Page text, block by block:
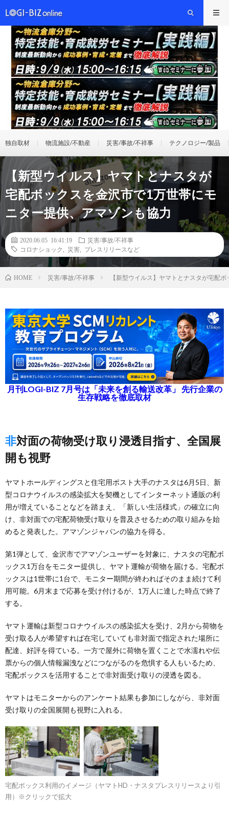
独自取材 物流施設/不動産 災害/事故/不祥事 テクノロジー/製品
【新型ウイルス】ヤマトとナスタが
宅配ボックスを金沢市で1万世帯にモ
ニター提供、アマゾンも協力
2020.06.05 16:41:19
災害/事故/不祥事
コロナショック
災害 プレスリリースなど
HOME 災害/事故/不祥事 【新型ウイルス】ヤマトとナスタが宅配
月刊LOGI-BIZ 7月号は「未来を創る輸送改革」 先行企業の
生存戦略を徹底取材
非対面の荷物受け取り浸透目指す、全国展
開も視野
ヤマトホールディングスと住宅用ポスト大手のナスタは6月5日、新
型コロナウイルスの感染拡大を契機としてインターネット通販の利
用が増えていることなどを踏まえ、「新しい生活様式」の確立に向
け、非対面での宅配荷物受け取りを普及させるための取り組みを始
めると発表した。アマゾンジャパンの協力を得る。
第1弾として、金沢市でアマゾンユーザーを対象に、ナスタの宅配ボ
ックス1万台をモニター提供し、ヤマト運輸が荷物を届ける。宅配ボ
ックスは1世帯に1台で、モニター期間が終わればそのまま続けて利
用可能。6月末まで応募を受け付けるが、1万人に達した時点で終了
する。
ヤマト運輸は新型コロナウイルスの感染拡大を受け、2月から荷物を
受け取る人が希望すれば在宅していても非対面で指定された場所に
配達、好評を得ている。一方で屋外に荷物を置くことで水濡れや伝
票からの個人情報漏洩などにつながるのを危惧する人もいるため、
宅配ボックスを活用することで非対面受け取りの浸透を図る。
ヤマトはモニターからのアンケート結果も参加にしながら、非対面
受け取りの全国展開も視野に入れる。
宅配ボックス利用のイメージ（ヤマトHD・ナスタプレスリリースより引
用）※クリックで拡大